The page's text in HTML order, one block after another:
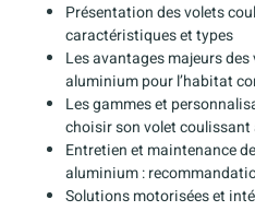
Présentation des volets
caractéristiques et types
Les avantages majeurs
aluminium pour l’habitat
Les gammes et
choisir son volet coulissant
Entretien et maintenance
aluminium :
Solutions motorisées et